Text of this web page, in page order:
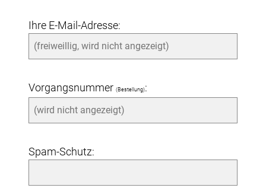
Ihre E-Mail-Adresse:
Vorgangsnummer (Bestellung):
Spam-Schutz: